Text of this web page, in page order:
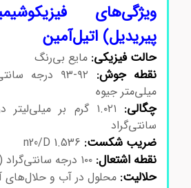
پیریدیل) اتیل‌آمین
حالت فیزیکی:مایع بی‌رنگ
نقطه جوش:
میلی‌متر جیوه
چگالی:
سانتی‌گراد
ضریب شکست:n20/D 1.536
نقطه اشتعال:۱۰۰ درجه سانتی‌گراد (کاپ بسته)
حلالیت:محلول در آب و حلال‌های آلی